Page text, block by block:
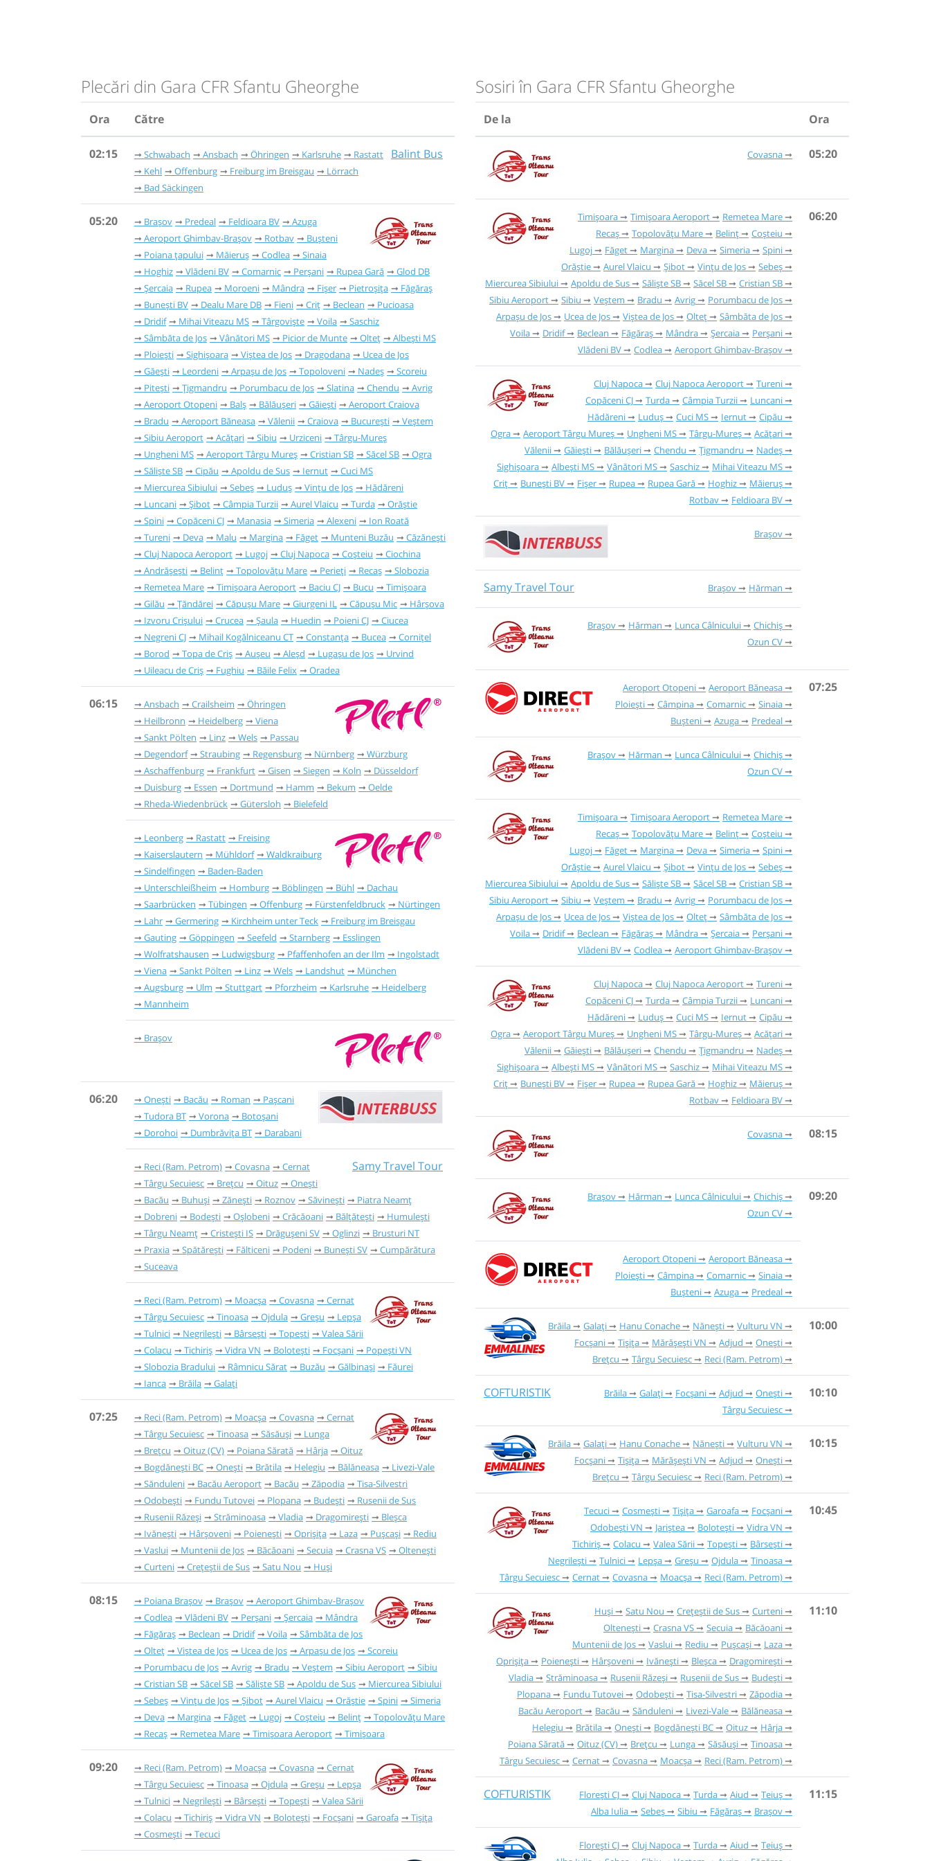
Plecări din Gara CFR Sfantu Gheorghe
Ora Către
02:15 Balint Bus
Schwabach Ansbach Öhringen Karlsruhe
Rastatt
Kehl
Offenburg Freiburg im Breisgau
Lörrach
Bad Säckingen
05:20 Brașov Predeal Feldioara BV
Azuga
Aeroport Ghimbav-Brașov
Rotbav
Bușteni
Poiana țapului
Măieruș Codlea
Sinaia
Hoghiz
Vlădeni BV Comarnic Perșani Rupea Gară
Glod DB
Șercaia
Rupea Moroeni Mândra Fișer Pietroșița
Făgăraș
Bunești BV
Dealu Mare DB Fieni Criț Beclean
Pucioasa
Dridif
Mihai Viteazu MS Târgoviște Voila
Saschiz
Sâmbăta de Jos
Vânători MS Picior de Munte Olteț
Albești MS
Ploiești
Sighișoara Viștea de Jos Dragodana
Ucea de Jos
Găești
Leordeni Arpașu de Jos Topoloveni Nadeș
Scoreiu
Pitești
Țigmandru Porumbacu de Jos Slatina Chendu
Avrig
Aeroport Otopeni
Balș Bălăușeri Găieşti
Aeroport Craiova
Bradu
Aeroport Băneasa Vălenii Craiova București
Veștem
Sibiu Aeroport
Acățari Sibiu Urziceni
Târgu-Mureș
Ungheni MS
Aeroport Târgu Mureș Cristian SB Săcel SB
Ogra
Săliște SB
Cipău Apoldu de Sus Iernut
Cuci MS
Miercurea Sibiului
Sebeș Luduș Vințu de Jos
Hădăreni
Luncani
Șibot Câmpia Turzii Aurel Vlaicu Turda
Orăștie
Spini
Copăceni CJ Manasia Simeria Alexeni
Ion Roată
Tureni
Deva Malu Margina Făget Munteni Buzău
Căzănești
Cluj Napoca Aeroport
Lugoj Cluj Napoca Coșteiu
Ciochina
Andrășești
Belinț Topolovățu Mare Perieți Recaș
Slobozia
Remetea Mare
Timișoara Aeroport Baciu CJ Bucu
Timișoara
Gilău
Țăndărei Căpușu Mare Giurgeni IL Căpușu Mic
Hârșova
Izvoru Crișului
Crucea Șaula Huedin Poieni CJ
Ciucea
Negreni CJ
Mihail Kogălniceanu CT Constanța Bucea
Cornițel
Borod
Topa de Criș Aușeu Aleșd Lugașu de Jos
Urvind
Uileacu de Criș
Fughiu Băile Felix Oradea
06:15 Ansbach Crailsheim
Öhringen
Heilbronn
Heidelberg
Viena
Sankt Pölten
Linz Wels
Passau
Degendorf
Straubing Regensburg Nürnberg
Würzburg
Aschaffenburg
Frankfurt Gisen Siegen Koln
Düsseldorf
Duisburg
Essen Dortmund Hamm Bekum
Oelde
Rheda-Wiedenbrück
Gütersloh Bielefeld
Leonberg Rastatt
Freising
Kaiserslautern
Mühldorf
Waldkraiburg
Sindelfingen
Baden-Baden
Unterschleißheim
Homburg Böblingen Bühl
Dachau
Saarbrücken
Tübingen Offenburg Fürstenfeldbruck
Nürtingen
Lahr
Germering Kirchheim unter Teck
Freiburg im Breisgau
Gauting
Göppingen Seefeld Starnberg
Esslingen
Wolfratshausen
Ludwigsburg Pfaffenhofen an der Ilm
Ingolstadt
Viena
Sankt Pölten Linz Wels Landshut
München
Augsburg
Ulm Stuttgart Pforzheim Karlsruhe
Heidelberg
Mannheim
Brașov
06:20 Onești Bacău Roman
Pașcani
Tudora BT
Vorona
Botoșani
Dorohoi
Dumbrăvița BT Darabani
Samy Travel Tour
Reci (Ram. Petrom) Covasna
Cernat
Târgu Secuiesc
Brețcu Oituz
Onești
Bacău
Buhuși Zănești Roznov Săvinești
Piatra Neamț
Dobreni
Bodești Oșlobeni Crăcăoani Bălțătești
Humulești
Târgu Neamț
Cristești IS Drăgușeni SV Oglinzi
Brusturi NT
Praxia
Spătărești Fălticeni Podeni Bunești SV
Cumpărătura
Suceava
Reci (Ram. Petrom) Moacșa Covasna
Cernat
Târgu Secuiesc
Tinoasa Ojdula Greșu
Lepșa
Tulnici
Negrilești Bârsești Topești
Valea Sării
Colacu
Tichiriș Vidra VN Bolotești Focșani
Popești VN
Slobozia Bradului
Râmnicu Sărat Buzău Gălbinași
Făurei
Ianca
Brăila Galați
07:25 Reci (Ram. Petrom) Moacșa Covasna
Cernat
Târgu Secuiesc
Tinoasa Săsăuși
Lunga
Brețcu
Oituz (CV) Poiana Sărată Hârja
Oituz
Bogdănești BC
Onești Brătila Helegiu Bălăneasa
Livezi-Vale
Sănduleni
Bacău Aeroport Bacău Zăpodia
Tisa-Silvestri
Odobești
Fundu Tutovei Plopana Budești
Rusenii de Sus
Rusenii Răzeși
Străminoasa Vladia Dragomirești
Bleșca
Ivănești
Hârșoveni Poienești Oprișița Laza Pușcași
Rediu
Vaslui
Muntenii de Jos Băcăoani Secuia Crasna VS
Oltenești
Curteni
Crețeștii de Sus Satu Nou Huși
08:15 Poiana Brașov Brașov
Aeroport Ghimbav-Brașov
Codlea
Vlădeni BV Perșani Șercaia
Mândra
Făgăraș
Beclean Dridif Voila
Sâmbăta de Jos
Olteț
Viștea de Jos Ucea de Jos Arpașu de Jos
Scoreiu
Porumbacu de Jos
Avrig Bradu Veștem Sibiu Aeroport
Sibiu
Cristian SB
Săcel SB Săliște SB Apoldu de Sus
Miercurea Sibiului
Sebeș
Vințu de Jos Șibot Aurel Vlaicu Orăștie Spini
Simeria
Deva
Margina Făget Lugoj Coșteiu Belinț
Topolovățu Mare
Recaș
Remetea Mare Timișoara Aeroport Timișoara
09:20 Reci (Ram. Petrom) Moacșa Covasna
Cernat
Târgu Secuiesc
Tinoasa Ojdula Greșu
Lepșa
Tulnici
Negrilești Bârsești Topești
Valea Sării
Colacu
Tichiriș Vidra VN Bolotești Focșani Garoafa
Tișița
Cosmești
Tecuci
Sosiri în Gara CFR Sfantu Gheorghe
De la Ora
Covasna 05:20
Timișoara Timișoara Aeroport
Remetea Mare
Recaș
Topolovățu Mare Belinț
Coșteiu
Lugoj
Făget Margina Deva Simeria
Spini
Orăștie
Aurel Vlaicu Șibot Vințu de Jos
Sebeș
Miercurea Sibiului
Apoldu de Sus Săliște SB Săcel SB
Cristian SB
Sibiu Aeroport
Sibiu Veștem Bradu Avrig
Porumbacu de Jos
Arpașu de Jos
Ucea de Jos Viștea de Jos Olteț
Sâmbăta de Jos
Voila
Dridif Beclean Făgăraș Mândra Șercaia
Perșani
Vlădeni BV
Codlea Aeroport Ghimbav-Brașov
06:20
Cluj Napoca Cluj Napoca Aeroport
Tureni
Copăceni CJ
Turda Câmpia Turzii
Luncani
Hădăreni
Luduș Cuci MS Iernut
Cipău
Ogra
Aeroport Târgu Mureș Ungheni MS Târgu-Mureș
Acățari
Vălenii
Găieşti Bălăușeri Chendu Țigmandru
Nadeș
Sighișoara
Albești MS Vânători MS Saschiz
Mihai Viteazu MS
Criț
Bunești BV Fișer Rupea Rupea Gară Hoghiz
Măieruș
Rotbav
Feldioara BV
Brașov
Samy Travel Tour Brașov Hărman
Brașov Hărman Lunca Câlnicului
Chichiș
Ozun CV
Aeroport Otopeni
Aeroport Băneasa
Ploiești
Câmpina Comarnic
Sinaia
Bușteni
Azuga Predeal
07:25
Brașov Hărman Lunca Câlnicului
Chichiș
Ozun CV
Timișoara Timișoara Aeroport
Remetea Mare
Recaș
Topolovățu Mare Belinț
Coșteiu
Lugoj
Făget Margina Deva Simeria
Spini
Orăștie
Aurel Vlaicu Șibot Vințu de Jos
Sebeș
Miercurea Sibiului
Apoldu de Sus Săliște SB Săcel SB
Cristian SB
Sibiu Aeroport
Sibiu Veștem Bradu Avrig
Porumbacu de Jos
Arpașu de Jos
Ucea de Jos Viștea de Jos Olteț
Sâmbăta de Jos
Voila
Dridif Beclean Făgăraș Mândra Șercaia
Perșani
Vlădeni BV
Codlea Aeroport Ghimbav-Brașov
Cluj Napoca Cluj Napoca Aeroport
Tureni
Copăceni CJ
Turda Câmpia Turzii
Luncani
Hădăreni
Luduș Cuci MS Iernut
Cipău
Ogra
Aeroport Târgu Mureș Ungheni MS Târgu-Mureș
Acățari
Vălenii
Găieşti Bălăușeri Chendu Țigmandru
Nadeș
Sighișoara
Albești MS Vânători MS Saschiz
Mihai Viteazu MS
Criț
Bunești BV Fișer Rupea Rupea Gară Hoghiz
Măieruș
Rotbav
Feldioara BV
Covasna 08:15
Brașov Hărman Lunca Câlnicului
Chichiș
Ozun CV
09:20
Aeroport Otopeni
Aeroport Băneasa
Ploiești
Câmpina Comarnic
Sinaia
Bușteni
Azuga Predeal
Brăila Galați Hanu Conache Nănești
Vulturu VN
Focșani
Tișița Mărășești VN Adjud
Onești
Brețcu
Târgu Secuiesc Reci (Ram. Petrom)
10:00
COFTURISTIK Brăila Galați Focșani Adjud
Onești
Târgu Secuiesc
10:10
Brăila Galați Hanu Conache Nănești
Vulturu VN
Focșani
Tișița Mărășești VN Adjud
Onești
Brețcu
Târgu Secuiesc Reci (Ram. Petrom)
10:15
Tecuci Cosmești Tișița Garoafa
Focșani
Odobești VN
Jariștea Bolotești
Vidra VN
Tichiriș
Colacu Valea Sării Topești
Bârsești
Negrilești
Tulnici Lepșa Greșu Ojdula
Tinoasa
Târgu Secuiesc
Cernat Covasna Moacșa Reci (Ram. Petrom)
10:45
Huși Satu Nou Crețeștii de Sus
Curteni
Oltenești
Crasna VS Secuia
Băcăoani
Muntenii de Jos
Vaslui Rediu Pușcași
Laza
Oprișița
Poienești Hârșoveni Ivănești Bleșca
Dragomirești
Vladia
Străminoasa Rusenii Răzeși Rusenii de Sus
Budești
Plopana
Fundu Tutovei Odobești Tisa-Silvestri
Zăpodia
Bacău Aeroport
Bacău Sănduleni Livezi-Vale
Bălăneasa
Helegiu
Brătila Onești Bogdănești BC Oituz
Hârja
Poiana Sărată
Oituz (CV) Brețcu Lunga Săsăuși
Tinoasa
Târgu Secuiesc
Cernat Covasna Moacșa Reci (Ram. Petrom)
11:10
COFTURISTIK Florești CJ Cluj Napoca Turda Aiud
Teiuș
Alba Iulia
Sebeș Sibiu Făgăraș Brașov
11:15
Florești CJ Cluj Napoca Turda Aiud
Teiuș